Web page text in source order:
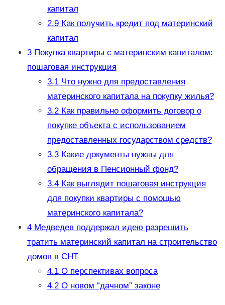
капитал
2.9Как получить кредит под материнский
капитал
3Покупка квартиры с материнским капиталом:
пошаговая инструкция
3.1Что нужно для предоставления
материнского капитала на покупку жилья?
3.2Как правильно оформить договор о
покупке объекта с использованием
предоставленных государством средств?
3.3Какие документы нужны для
обращения в Пенсионный фонд?
3.4Как выглядит пошаговая инструкция
для покупки квартиры с помощью
материнского капитала?
4Медведев поддержал идею разрешить
тратить материнский капитал на строительство
домов в СНТ
4.1О перспективах вопроса
4.2О новом “дачном” законе